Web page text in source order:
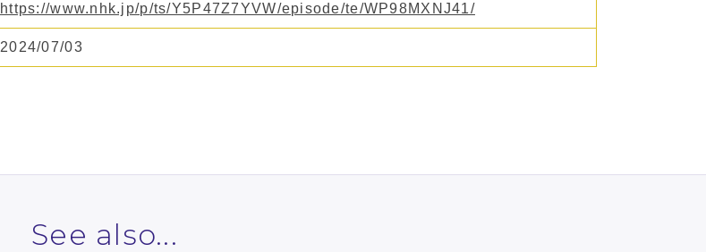
https://www.nhk.jp/p/ts/Y5P47Z7YVW/episode/te/WP98MXNJ41/
2024/07/03
See also...